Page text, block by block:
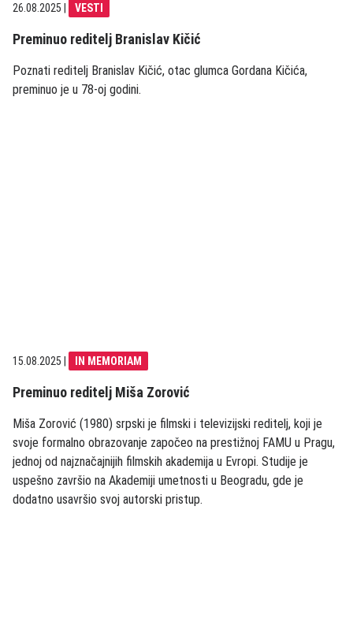
26.08.2025 VESTI
Preminuo reditelj Branislav Kičić
Poznati reditelj Branislav Kičić, otac glumca Gordana Kičića,
preminuo je u 78-oj godini.
15.08.2025 IN MEMORIAM
Preminuo reditelj Miša Zorović
Miša Zorović (1980) srpski je filmski i televizijski reditelj, koji je
svoje formalno obrazovanje započeo na prestižnoj FAMU u Pragu,
jednoj od najznačajnijih filmskih akademija u Evropi. Studije je
uspešno završio na Akademiji umetnosti u Beogradu, gde je
dodatno usavršio svoj autorski pristup.